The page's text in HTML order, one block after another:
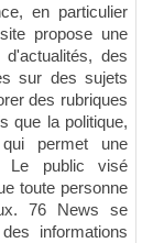
en particulier
propose une
des
sur des sujets
des rubriques
que la politique,
permet une
Le public visé
toute personne
76 News se
informations